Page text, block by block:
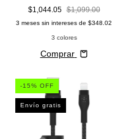
$1,044.05 $1,099.00
3 meses sin intereses de $348.02
3 colores
Comprar
-15% OFF
Envío gratis